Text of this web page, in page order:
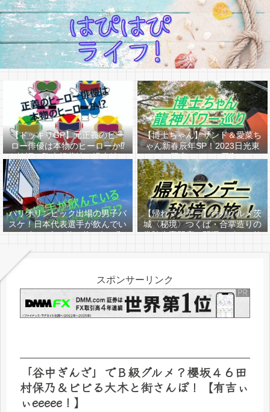
【ドッキリGP】元正義のヒー
ロー俳優は本物のヒーローか⁉
を検証！駒木根葵汰（過去編ア
【博士ちゃん】サンド＆愛菜ち
ゃん新春辰年SP！2023日光東
照宮はどんな回⁉
パリオリンピック出場の男子バ
スケ！日本代表選手が飲んでい
るピンク色の飲み物は何か⁉
【帰れマンデー】行列グルメ茨
城〈秘境〉つくば・合掌造りの
常陸牛専門店＆開運スポット筑
スポンサーリンク
「谷中ぎんざ」でＢ級グルメ？櫻坂４６田
村保乃＆ビビる大木と街さんぽ！【有吉ぃ
ぃeeeee！】